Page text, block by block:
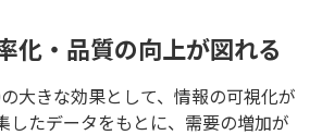
化・品質の向上が図れる
大きな効果として、情報の可視化が
したデータをもとに、需要の増加が